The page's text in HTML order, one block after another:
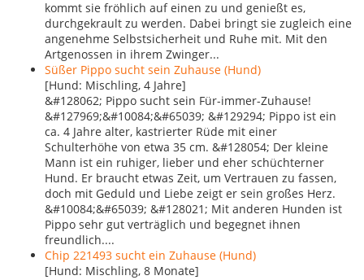
kommt sie fröhlich auf einen zu und genießt es,
durchgekrault zu werden. Dabei bringt sie zugleich eine
angenehme Selbstsicherheit und Ruhe mit. Mit den
Artgenossen in ihrem Zwinger...
Süßer Pippo sucht sein Zuhause (Hund)
[Hund: Mischling, 4 Jahre]
&#128062; Pippo sucht sein Für-immer-Zuhause!
&#127969;&#10084;&#65039; &#129294; Pippo ist ein
ca. 4 Jahre alter, kastrierter Rüde mit einer
Schulterhöhe von etwa 35 cm. &#128054; Der kleine
Mann ist ein ruhiger, lieber und eher schüchterner
Hund. Er braucht etwas Zeit, um Vertrauen zu fassen,
doch mit Geduld und Liebe zeigt er sein großes Herz.
&#10084;&#65039; &#128021; Mit anderen Hunden ist
Pippo sehr gut verträglich und begegnet ihnen
freundlich....
Chip 221493 sucht ein Zuhause (Hund)
[Hund: Mischling, 8 Monate]